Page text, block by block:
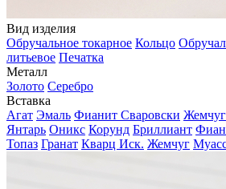
Вид изделия
Обручальное токарное Кольцо
литьевое Печатка
Металл
Золото Серебро
Вставка
Агат Эмаль Фианит Сваровски
Янтарь Оникс Корунд Бриллиант
Топаз Гранат Кварц Иск. Жемчуг